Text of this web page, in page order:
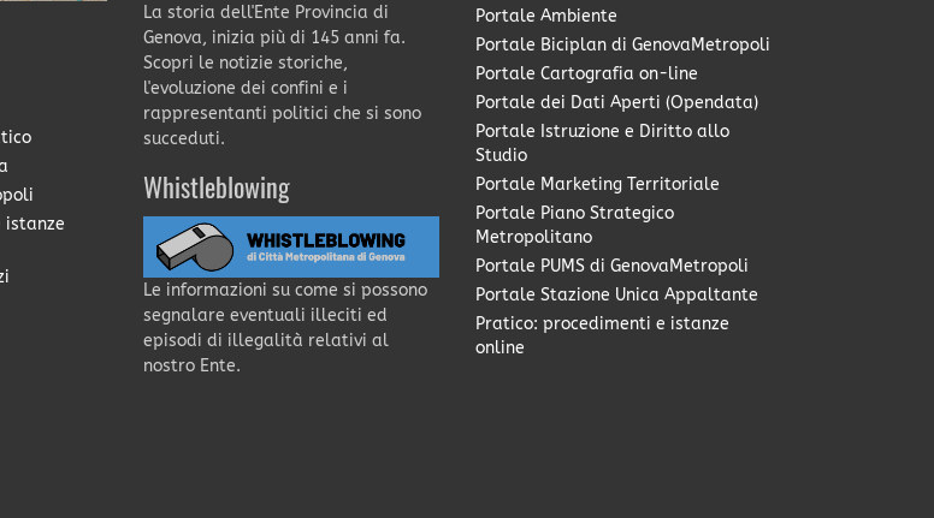
istanze
La storia dell'Ente Provincia di
Genova, inizia più di 145 anni fa.
Scopri le notizie storiche,
l'evoluzione dei confini e i
rappresentanti politici che si sono
succeduti.
Whistleblowing
Le informazioni su come si possono
segnalare eventuali illeciti ed
episodi di illegalità relativi al
nostro Ente.
Portale Ambiente
Portale Biciplan di GenovaMetropoli
Portale Cartografia on-line
Portale dei Dati Aperti (Opendata)
Portale Istruzione e Diritto allo
Studio
Portale Marketing Territoriale
Portale Piano Strategico
Metropolitano
Portale PUMS di GenovaMetropoli
Portale Stazione Unica Appaltante
Pratico: procedimenti e istanze
online